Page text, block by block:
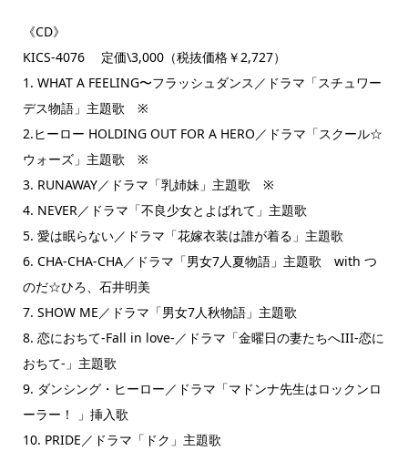
《CD》
KICS-4076 定価\3,000（税抜価格￥2,727）
1. WHAT A FEELING〜フラッシュダンス／ドラマ「スチュワー
デス物語」主題歌 ※
2.ヒーロー HOLDING OUT FOR A HERO／ドラマ「スクール☆
ウォーズ」主題歌 ※
3. RUNAWAY／ドラマ「乳姉妹」主題歌 ※
4. NEVER／ドラマ「不良少女とよばれて」主題歌
5. 愛は眠らない／ドラマ「花嫁衣装は誰が着る」主題歌
6. CHA-CHA-CHA／ドラマ「男女7人夏物語」主題歌 with つ
のだ☆ひろ、石井明美
7. SHOW ME／ドラマ「男女7人秋物語」主題歌
8. 恋におちて-Fall in love-／ドラマ「金曜日の妻たちへIII-恋に
おちて-」主題歌
9. ダンシング・ヒーロー／ドラマ「マドンナ先生はロックンロ
ーラー！ 」挿入歌
10. PRIDE／ドラマ「ドク」主題歌